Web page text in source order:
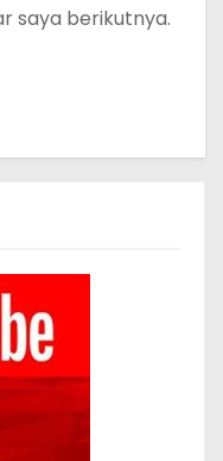
saya berikutnya.